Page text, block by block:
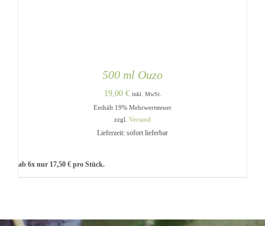
IN DEN WARENKORB
/
500 ml Ouzo
19,00 € inkl. MwSt.
Enthält 19% Mehrwertsteuer
zzgl. Versand
Lieferzeit: sofort lieferbar
ab 6x nur 17,50 € pro Stück.